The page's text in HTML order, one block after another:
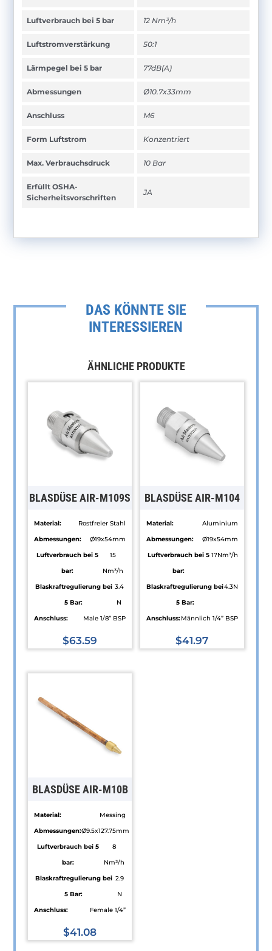
Luftverbrauch bei 5 bar 12 Nm³/h
Luftstromverstärkung 50:1
Lärmpegel bei 5 bar 77dB(A)
Abmessungen Ø10.7x33mm
Anschluss M6
Form Luftstrom Konzentriert
Max. Verbrauchsdruck 10 Bar
Erfüllt OSHA-
Sicherheitsvorschriften
JA
DAS KÖNNTE SIE
INTERESSIEREN
ÄHNLICHE PRODUKTE
BLASDÜSE AIR-M109S
Material:
Rostfreier Stahl
Abmessungen:
Ø19x54mm
Luftverbrauch bei 5
bar:
15
Nm³/h
Blaskraftregulierung bei
5 Bar:
3.4
N
Anschluss:
Male 1/8” BSP
$63.59
Produkt
auf.
Produktseite
gewählt
werden
BLASDÜSE AIR-M104
Material:
Aluminium
Abmessungen:
Ø19x54mm
Luftverbrauch bei 5
bar:
17Nm³/h
Blaskraftregulierung bei
5 Bar:
4.3N
Anschluss:Männlich 1/4” BSP
$41.97
BLASDÜSE AIR-M10B
Material:
Messing
Abmessungen:Ø9.5x127.75mm
Luftverbrauch bei 5
bar:
8
Nm³/h
Blaskraftregulierung bei
5 Bar:
2.9
N
Anschluss:
Female 1/4”
$41.08